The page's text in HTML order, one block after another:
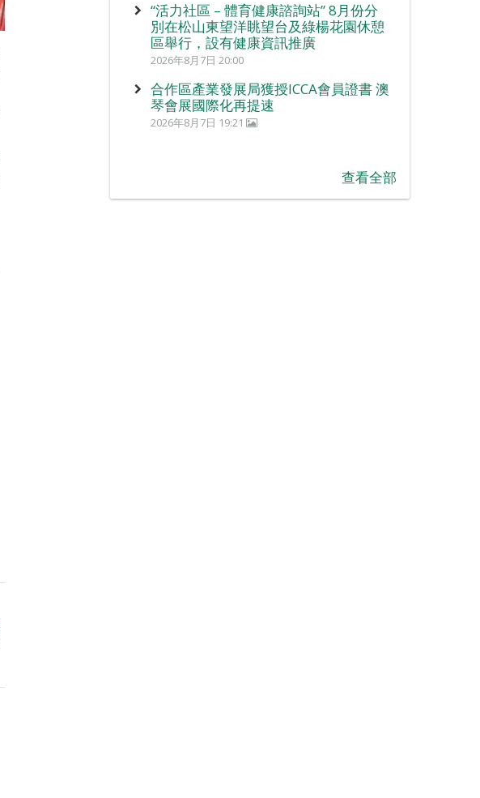
“活力社區 – 體育健康諮詢站” 8月份分
別在松山東望洋眺望台及綠楊花園休憩
區舉行，設有健康資訊推廣
2026年8月7日 20:00
合作區產業發展局獲授ICCA會員證書 澳
琴會展國際化再提速
2026年8月7日 19:21
查看全部